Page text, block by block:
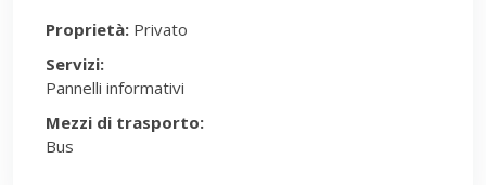
Proprietà: Privato
Servizi:
Pannelli informativi
Mezzi di trasporto:
Bus